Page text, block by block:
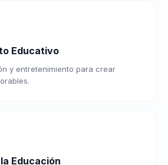
Educativo
y entretenimiento para crear
Educación